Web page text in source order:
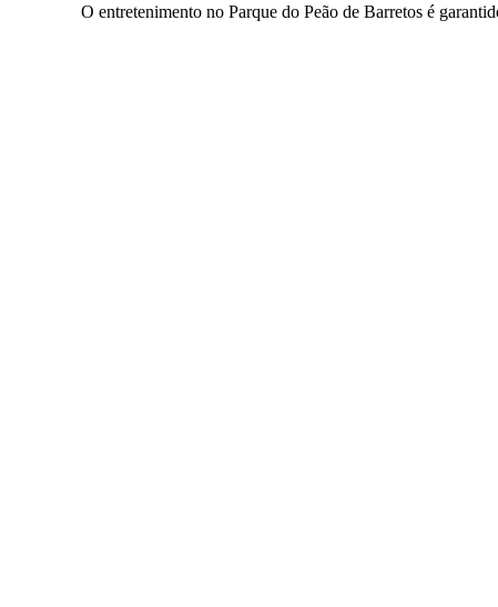
O entretenimento no Parque do Peão de Barretos é